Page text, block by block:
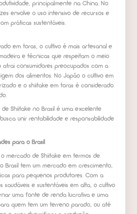
principalmente na China. No
envolve o uso intensivo de recursos e
práticas sustentáveis.
em toras, o cultivo é mais artesanal e
e técnicas que respeitam o meio
atrai consumidores preocupados com a
dos alimentos. No Japão o cultivo em
e o shiitake em toras é considerado
de Shiitake no Brasil é uma excelente
unir rentabilidade e responsabilidade
para o Brasil
mercado de Shiitake em termos de
Brasil tem um mercado em crescimento,
para pequenos produtores. Com a
saudáveis e sustentáveis em alta, o cultivo
uma fonte de renda lucrativa e uma
quem tem um terreno parado, ou até